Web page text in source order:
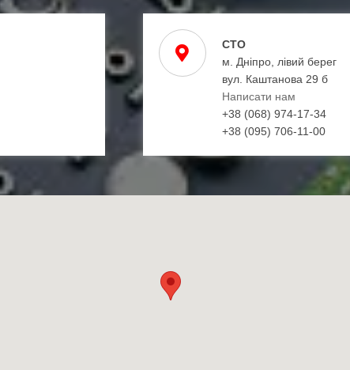
СТО
м. Дніпро, лівий берег
вул. Каштанова 29 б
Написати нам
+38 (068) 974-17-34
+38 (095) 706-11-00